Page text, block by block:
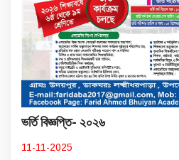
ভর্তি বিজ্ঞপ্তি- ২০২৬
11-11-2025